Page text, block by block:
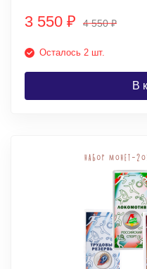
3 550 ₽ 4 550₽
Осталось 2 шт.
В